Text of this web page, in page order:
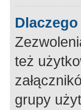
też
grupy